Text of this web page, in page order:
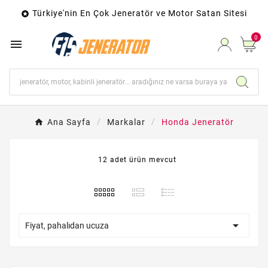
 Türkiye'nin En Çok Jeneratör ve Motor Satan Sitesi
 0
Ana Sayfa Markalar Honda Jeneratör
12 adet ürün mevcut
Fiyat, pahalıdan ucuza 